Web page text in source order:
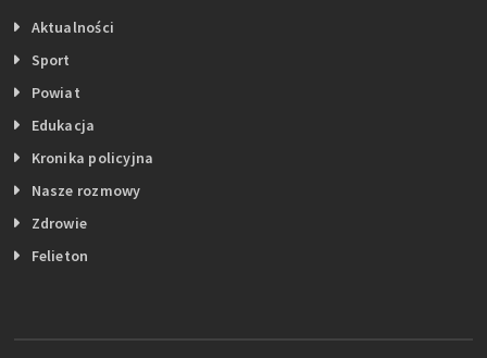
Aktualności
Sport
Powiat
Edukacja
Kronika policyjna
Nasze rozmowy
Zdrowie
Felieton